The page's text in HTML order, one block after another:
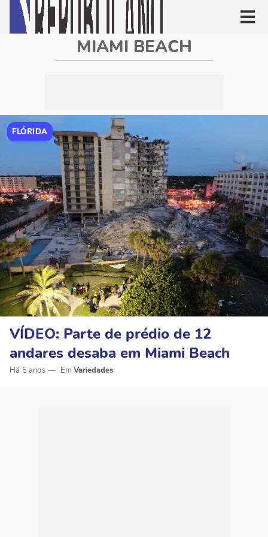
MIAMI BEACH
FLÓRIDA
VÍDEO: Parte de prédio de 12
andares desaba em Miami Beach
Há 5 anos Variedades